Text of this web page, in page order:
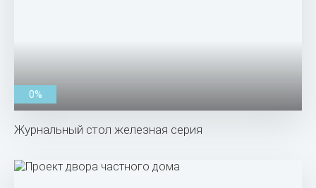
0%
Журнальный стол железная серия